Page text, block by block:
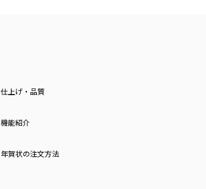
仕上げ・品質
機能紹介
年賀状の注文方法